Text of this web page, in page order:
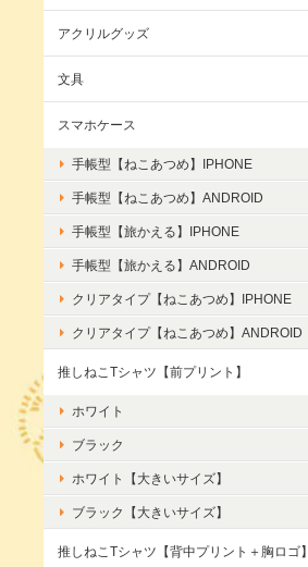
アクリルグッズ
文具
スマホケース
手帳型【ねこあつめ】IPHONE
手帳型【ねこあつめ】ANDROID
手帳型【旅かえる】IPHONE
手帳型【旅かえる】ANDROID
クリアタイプ【ねこあつめ】IPHONE
クリアタイプ【ねこあつめ】ANDROID
推しねこTシャツ【前プリント】
ホワイト
ブラック
ホワイト【大きいサイズ】
ブラック【大きいサイズ】
推しねこTシャツ【背中プリント＋胸ロゴ】